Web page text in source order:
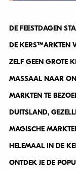
DE FEESTDAGEN
DE KERSTMARKTEN
ZELF GEEN GROTE
MASSAAL NAAR
MARKTEN TE
DUITSLAND,
MAGISCHE
HELEMAAL IN DE
ONTDEK JE DE